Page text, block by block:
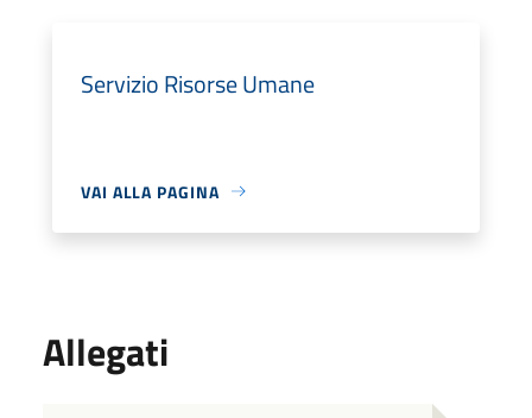
Servizio Risorse Umane
VAI ALLA PAGINA
Allegati